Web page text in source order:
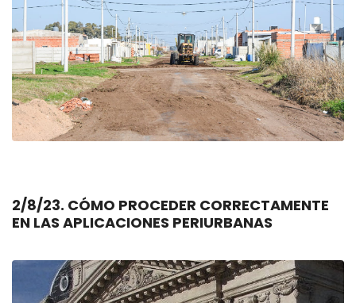
2/8/23. CÓMO PROCEDER CORRECTAMENTE
EN LAS APLICACIONES PERIURBANAS